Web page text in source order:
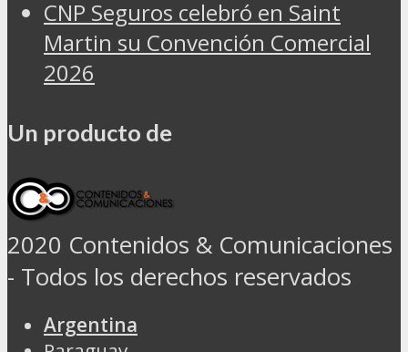
CNP Seguros celebró en Saint
Martin su Convención Comercial
2026
Un producto de
2020 Contenidos & Comunicaciones
- Todos los derechos reservados
Argentina